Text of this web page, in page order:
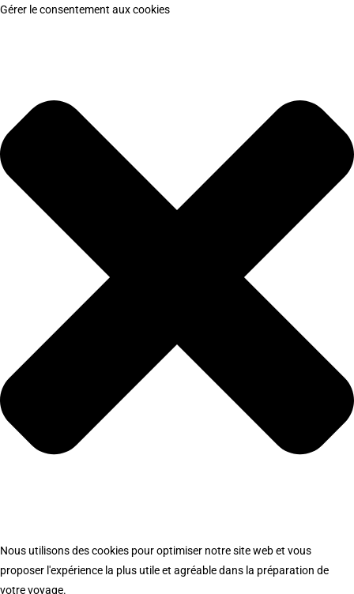
Gérer le consentement aux cookies
Nous utilisons des cookies pour optimiser notre site web et vous
proposer l'expérience la plus utile et agréable dans la préparation de
votre voyage.